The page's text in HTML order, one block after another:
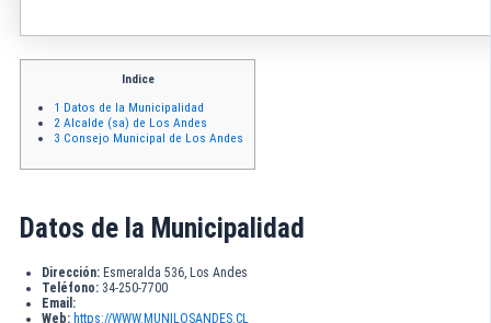
Indice
1 Datos de la Municipalidad
2 Alcalde (sa) de Los Andes
3 Consejo Municipal de Los Andes
Datos de la Municipalidad
Dirección: Esmeralda 536, Los Andes
Teléfono: 34-250-7700
Email:
Web: https://WWW.MUNILOSANDES.CL